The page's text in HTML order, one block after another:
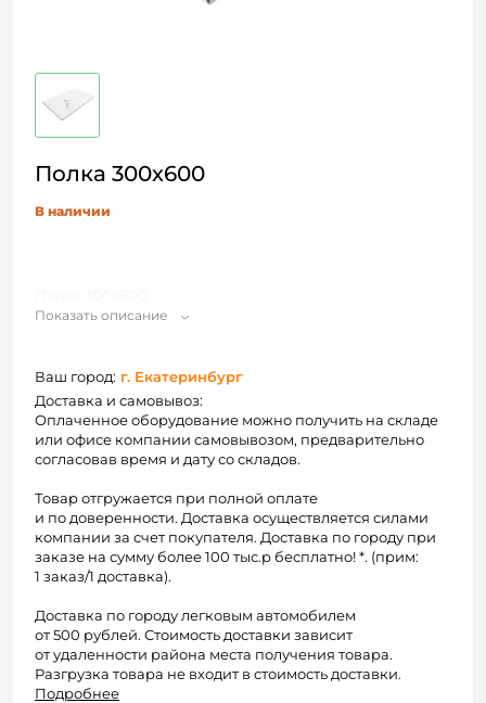
Полка 300х600
В наличии
Показать описание
Ваш город: г. Екатеринбург
Доставка и самовывоз:
Оплаченное оборудование можно получить на складе
или офисе компании самовывозом, предварительно
согласовав время и дату со складов.
Товар отгружается при полной оплате
и по доверенности. Доставка осуществляется силами
компании за счет покупателя. Доставка по городу при
заказе на сумму более 100 тыс.р бесплатно! *. (прим:
1 заказ/1 доставка).
Доставка по городу легковым автомобилем
от 500 рублей. Стоимость доставки зависит
от удаленности района места получения товара.
Разгрузка товара не входит в стоимость доставки.
Подробнее